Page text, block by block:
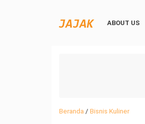
ABOUT US
Beranda / Bisnis Kuliner